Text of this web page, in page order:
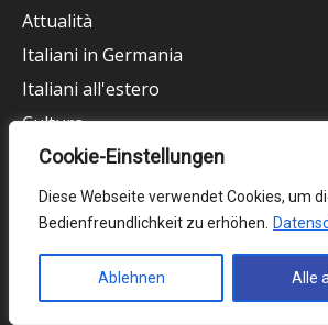
Cookie-Einstellungen
Diese Webseite verwendet Cookies, um
Bedienfreundlichkeit zu erhöhen.
Ablehnen Alle
Attualità
Italiani in Germania
Italiani all'estero
Cultura
Germania
Vita e religione
Ultimissime